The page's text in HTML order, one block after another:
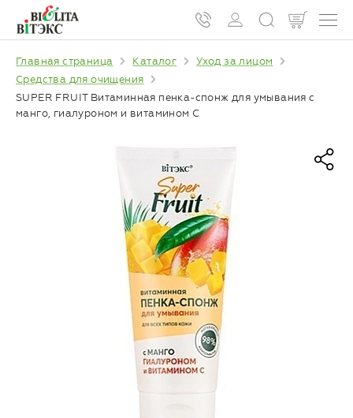
Главная страница Каталог
Уход за лицом
Средства для очищения
SUPER FRUIT Витаминная пенка-спонж для умывания с
манго, гиалуроном и витамином С